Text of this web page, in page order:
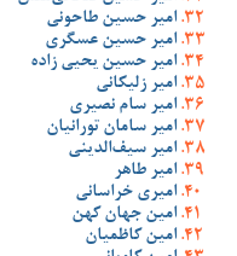
امیر حسین طاحونی
امیر حسین عسگری
امیر حسین یحیی زاده
امیر زلیکانی
امیر سام نصیری
امیر سامان تورانیان
امیر سیف‌الدینی
امیر طاهر
امیری خراسانی
امین جهان کهن
امین کاظمیان